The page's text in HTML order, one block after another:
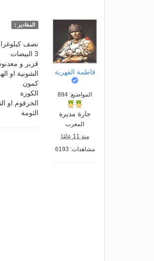
فاطمة الفهرية
المواضيع: 894
جارة مديرة
المغرب
منذ 11 عامًا
مشاهدات: 6193
المقادير :
نصف
3 البيضات
قزبر و
الشونية او
كمون
الكوزة
الخرقوم او
الثومة